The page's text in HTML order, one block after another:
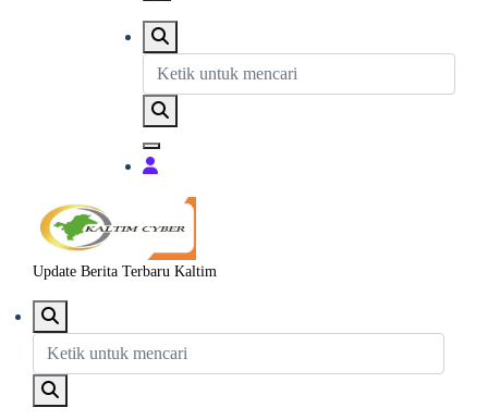
Update Berita Terbaru Kaltim